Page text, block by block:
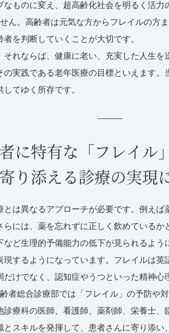
ものに変え、超高齢化社会を明るく活
ん。高齢者は元気な方からフレイルの方
を判断していくことが大切です。
れならば、健康に老い、充実した人生
実践である老年医療の目標といえます。
てゆく所存です。
に特有な「フレイル
り添える診療の実現
は異なるアプローチが必要です。例え
には、薬を忘れずに正しく飲めている
ど生理的予備能力の低下が見られるよ
するようになっています。フレイルは
けでなく、認知症やうつといった精神
者総合診療部では「フレイル」の予防や
療科の医師、看護師、薬剤師、栄養士
スキルを発揮して、患者さんに寄り添